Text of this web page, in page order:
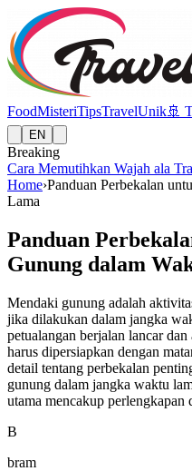
FoodMisteriTipsTravelUnik🚢
EN
Breaking
Cara Memutihkan Wajah ala
Home›Panduan Perbekalan
Lama
Panduan
Gunung dalam
Mendaki gunung adalah
jika dilakukan dalam jangka
petualangan berjalan lancar
harus dipersiapkan dengan
detail tentang perbekalan
gunung dalam jangka waktu
utama mencakup
B
bram